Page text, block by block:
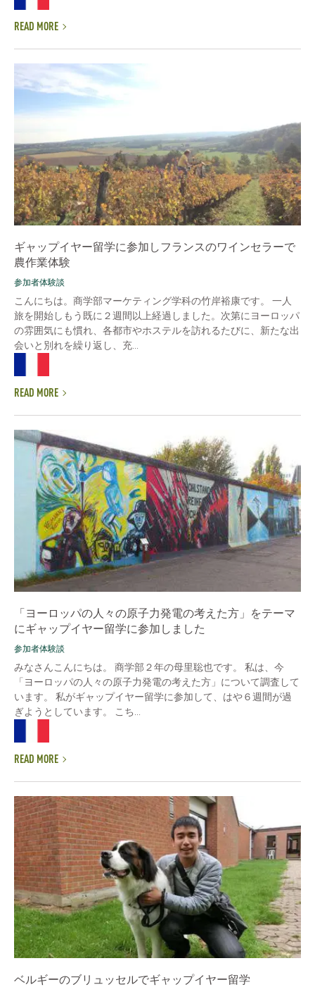
READ MORE
ギャップイヤー留学に参加しフランスのワインセラーで
農作業体験
参加者体験談
こんにちは。商学部マーケティング学科の竹岸裕康です。 一人
旅を開始しもう既に２週間以上経過しました。次第にヨーロッパ
の雰囲気にも慣れ、各都市やホステルを訪れるたびに、新たな出
会いと別れを繰り返し、充...
READ MORE
「ヨーロッパの人々の原子力発電の考えた方」をテーマ
にギャップイヤー留学に参加しました
参加者体験談
みなさんこんにちは。 商学部２年の母里聡也です。 私は、今
「ヨーロッパの人々の原子力発電の考えた方」について調査して
います。 私がギャップイヤー留学に参加して、はや６週間が過
ぎようとしています。 こち...
READ MORE
ベルギーのブリュッセルでギャップイヤー留学